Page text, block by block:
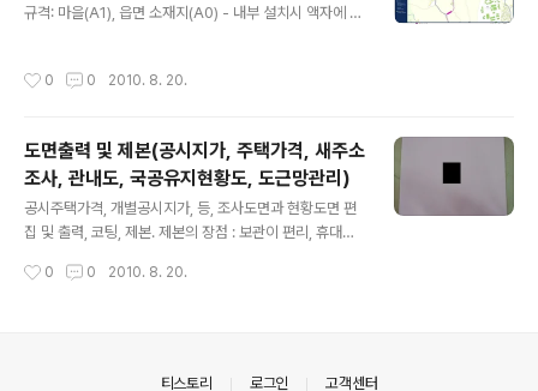
규격: 마을(A1), 읍면 소재지(A0) - 내부 설치시 액자에 넣
-창문의 블라인더 역할을 하며, 도로명 주소의 홍보가 가능
0 0 2010. 8. 20.
도면출력 및 제본(공시지가, 주택가격, 새주소
조사, 관내도, 국공유지현황도, 도근망관리)
공시주택가격, 개별공시지가, 등, 조사도면과 현황도면 편
집 및 출력, 코팅, 제본. 제본의 장점 : 보관이 편리, 휴대가
0 0 2010. 8. 20.
티스토리 로그인 고객센터